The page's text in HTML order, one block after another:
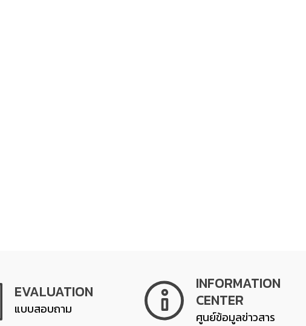
EVALUATION
แบบสอบถาม
INFORMATION
CENTER
ศูนย์ข้อมูลข่าวสาร